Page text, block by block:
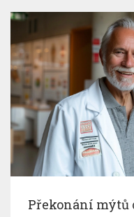
Překonání mýtů